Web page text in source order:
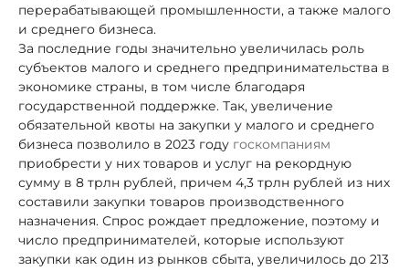
перерабатывающей промышленности, а также малого
и среднего бизнеса.
За последние годы значительно увеличилась роль
субъектов малого и среднего предпринимательства в
экономике страны, в том числе благодаря
государственной поддержке. Так, увеличение
обязательной квоты на закупки у малого и среднего
бизнеса позволило в 2023 году госкомпаниям
приобрести у них товаров и услуг на рекордную
сумму в 8 трлн рублей, причем 4,3 трлн рублей из них
составили закупки товаров производственного
назначения. Спрос рождает предложение, поэтому и
число предпринимателей, которые используют
закупки как один из рынков сбыта, увеличилось до 213